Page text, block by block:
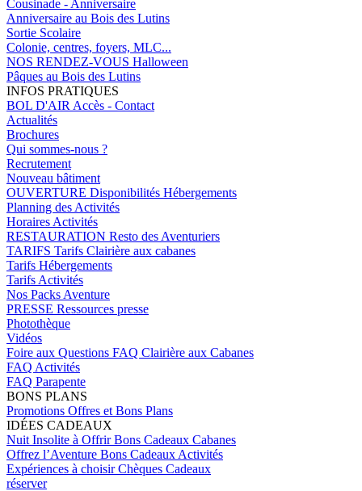
Cousinade - Anniversaire
Anniversaire au Bois des Lutins
Sortie Scolaire
Colonie, centres, foyers, MLC...
NOS RENDEZ-VOUS Halloween
Pâques au Bois des Lutins
INFOS PRATIQUES
BOL D'AIR Accès - Contact
Actualités
Brochures
Qui sommes-nous ?
Recrutement
Nouveau bâtiment
OUVERTURE Disponibilités Hébergements
Planning des Activités
Horaires Activités
RESTAURATION Resto des Aventuriers
TARIFS Tarifs Clairière aux cabanes
Tarifs Hébergements
Tarifs Activités
Nos Packs Aventure
PRESSE Ressources presse
Photothèque
Vidéos
Foire aux Questions FAQ Clairière aux Cabanes
FAQ Activités
FAQ Parapente
BONS PLANS
Promotions Offres et Bons Plans
IDÉES CADEAUX
Nuit Insolite à OffrirBons Cadeaux Cabanes
Offrez l’Aventure Bons Cadeaux Activités
Expériences à choisirChèques Cadeaux
réserver